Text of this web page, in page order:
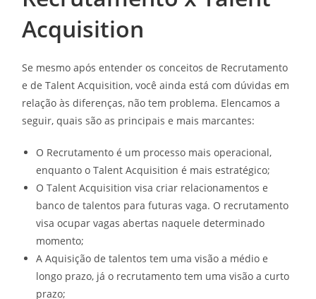
Acquisition
Se mesmo após entender os conceitos de Recrutamento
e de Talent Acquisition, você ainda está com dúvidas em
relação às diferenças, não tem problema. Elencamos a
seguir, quais são as principais e mais marcantes:
O Recrutamento é um processo mais operacional,
enquanto o Talent Acquisition é mais estratégico;
O Talent Acquisition visa criar relacionamentos e
banco de talentos para futuras vaga. O recrutamento
visa ocupar vagas abertas naquele determinado
momento;
A Aquisição de talentos tem uma visão a médio e
longo prazo, já o recrutamento tem uma visão a curto
prazo;